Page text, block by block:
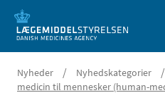
Nyheder / Nyhedskategorier /
medicin til mennesker (human-